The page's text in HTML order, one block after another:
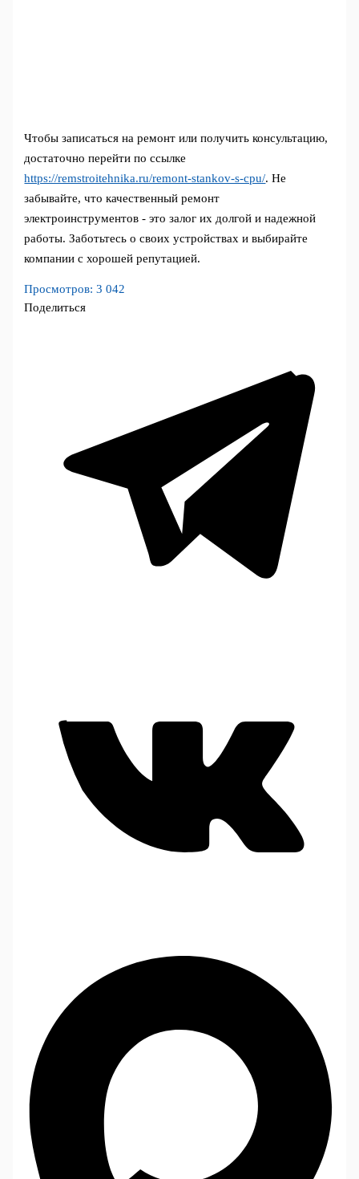
Чтобы записаться на ремонт или получить консультацию,
достаточно перейти по ссылке
https://remstroitehnika.ru/remont-stankov-s-cpu/. Не
забывайте, что качественный ремонт
электроинструментов - это залог их долгой и надежной
работы. Заботьтесь о своих устройствах и выбирайте
компании с хорошей репутацией.
Просмотров: 3 042
Поделиться